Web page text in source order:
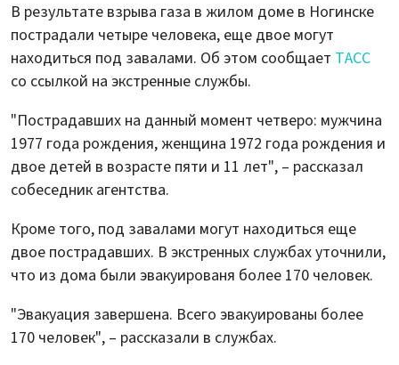
В результате взрыва газа в жилом доме в Ногинске
пострадали четыре человека, еще двое могут
находиться под завалами. Об этом сообщает ТАСС
со ссылкой на экстренные службы.
"Пострадавших на данный момент четверо: мужчина
1977 года рождения, женщина 1972 года рождения и
двое детей в возрасте пяти и 11 лет", – рассказал
собеседник агентства.
Кроме того, под завалами могут находиться еще
двое пострадавших. В экстренных службах уточнили,
что из дома были эвакуированя более 170 человек.
"Эвакуация завершена. Всего эвакуированы более
170 человек", – рассказали в службах.